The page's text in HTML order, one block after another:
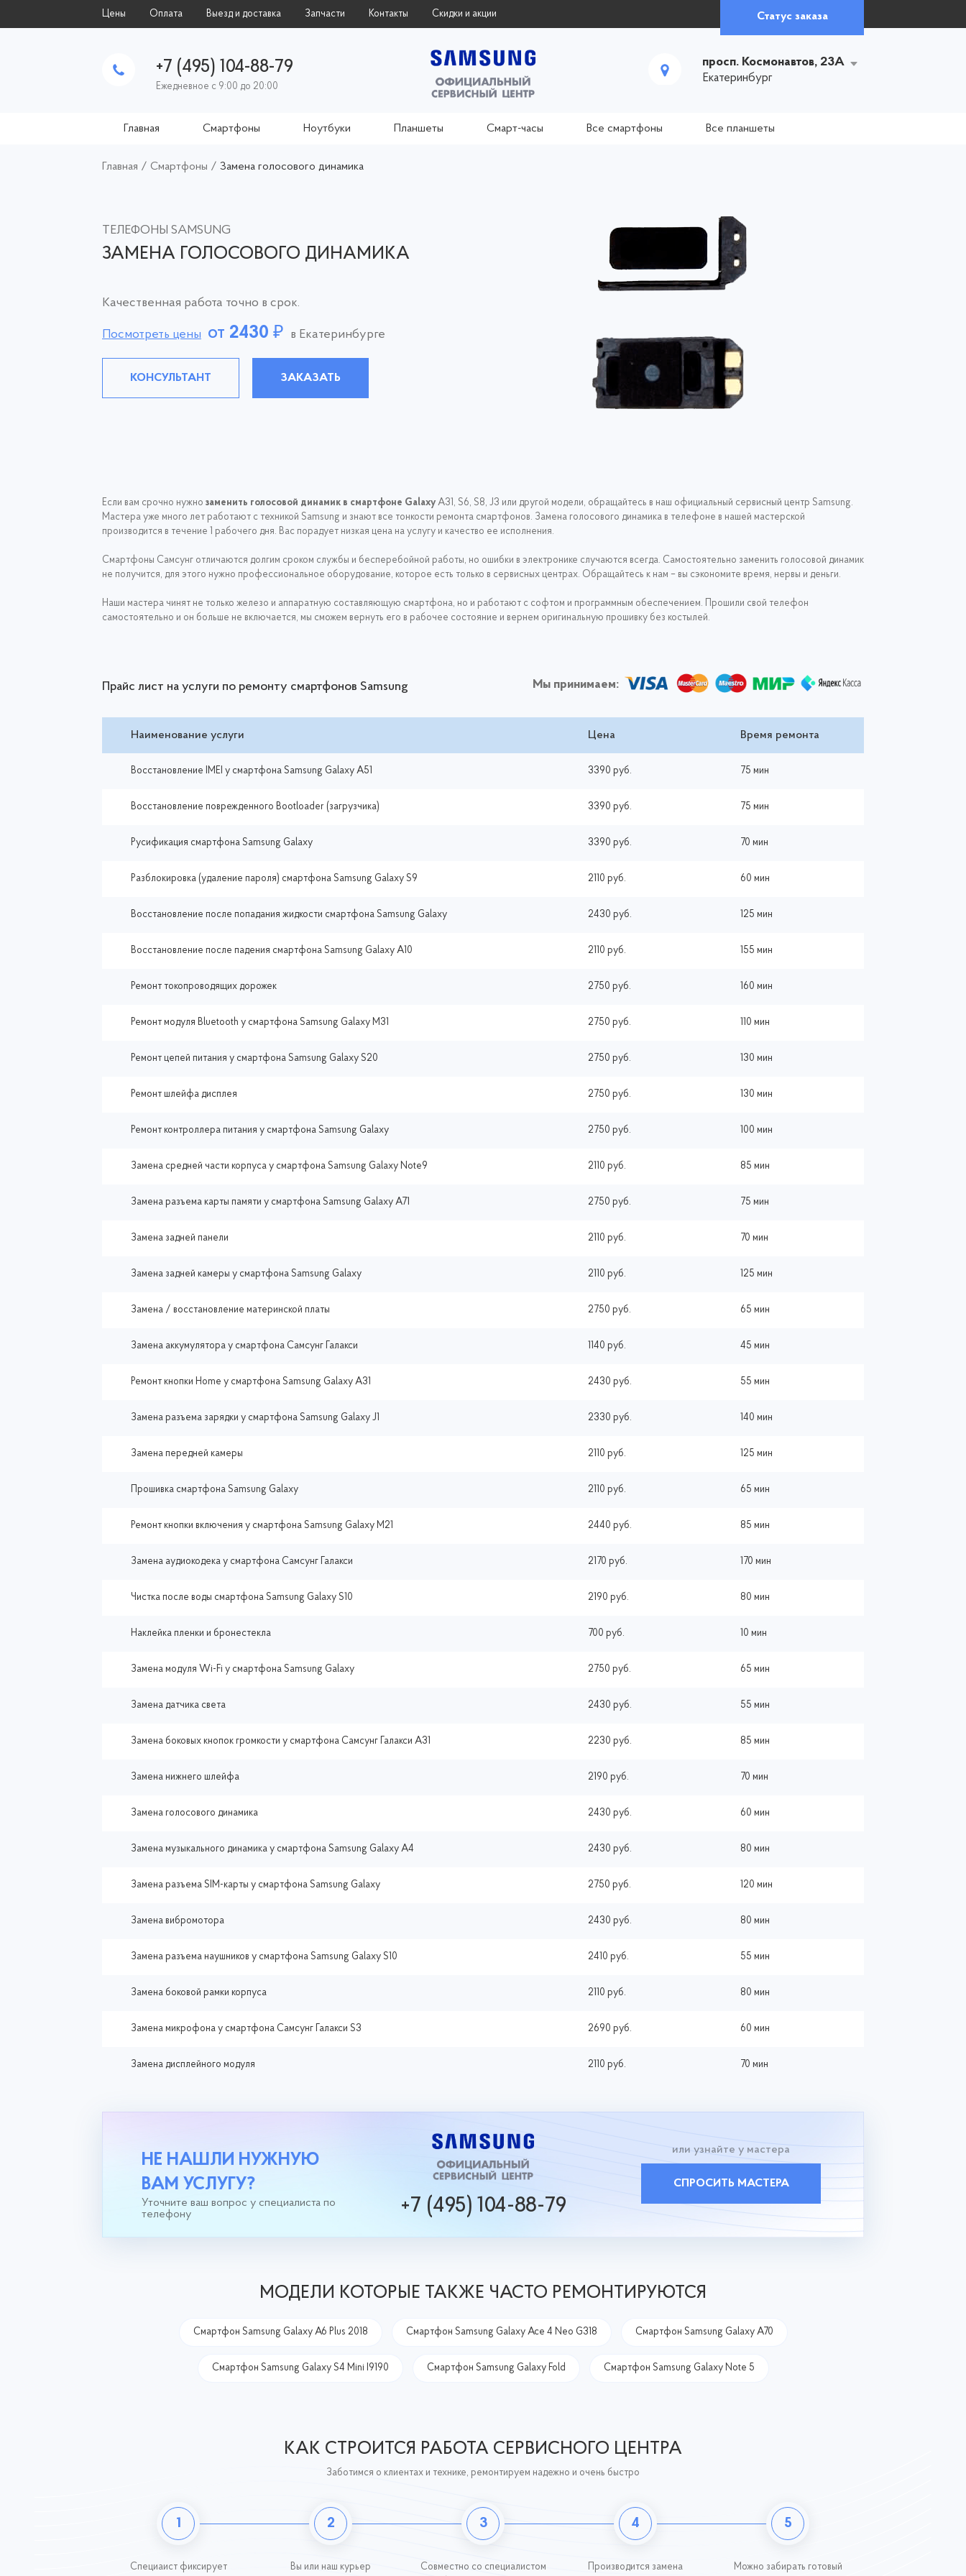
Цены Оплата Выезд и доставка Запчасти Контакты Скидки и акции Статус заказа
+7 (495) 104-88-79
Ежедневное с 9:00 до 20:00
просп. Космонавтов, 23А
Екатеринбург
Главная Смартфоны Ноутбуки Планшеты Смарт-часы Все смартфоны Все планшеты
Главная / Смартфоны / Замена голосового динамика
ТЕЛЕФОНЫ SAMSUNG
ЗАМЕНА ГОЛОСОВОГО ДИНАМИКА
Качественная работа точно в срок.
Посмотреть цены от 2430 ₽ в Екатеринбурге
КОНСУЛЬТАНТ ЗАКАЗАТЬ
Если вам срочно нужно заменить голосовой динамик в смартфоне Galaxy A31, S6, S8, J3 или другой модели, обращайтесь в наш официальный сервисный центр Samsung.
Мастера уже много лет работают с техникой Samsung и знают все тонкости ремонта смартфонов. Замена голосового динамика в телефоне в нашей мастерской
производится в течение 1 рабочего дня. Вас порадует низкая цена на услугу и качество ее исполнения.
Смартфоны Самсунг отличаются долгим сроком службы и бесперебойной работы, но ошибки в электронике случаются всегда. Самостоятельно заменить голосовой динамик
не получится, для этого нужно профессиональное оборудование, которое есть только в сервисных центрах. Обращайтесь к нам – вы сэкономите время, нервы и деньги.
Наши мастера чинят не только железо и аппаратную составляющую смартфона, но и работают с софтом и программным обеспечением. Прошили свой телефон
самостоятельно и он больше не включается, мы сможем вернуть его в рабочее состояние и вернем оригинальную прошивку без костылей.
Мы принимаем:
Прайс лист на услуги по ремонту смартфонов Samsung
Наименование услуги Цена Время ремонта
Восстановление IMEI у смартфона Samsung Galaxy A51 3390 руб. 75 мин
Восстановление поврежденного Bootloader (загрузчика) 3390 руб. 75 мин
Русификация смартфона Samsung Galaxy 3390 руб. 70 мин
Разблокировка (удаление пароля) смартфона Samsung Galaxy S9 2110 руб. 60 мин
Восстановление после попадания жидкости смартфона Samsung Galaxy 2430 руб. 125 мин
Восстановление после падения смартфона Samsung Galaxy A10 2110 руб. 155 мин
Ремонт токопроводящих дорожек 2750 руб. 160 мин
Ремонт модуля Bluetooth у смартфона Samsung Galaxy M31 2750 руб. 110 мин
Ремонт цепей питания у смартфона Samsung Galaxy S20 2750 руб. 130 мин
Ремонт шлейфа дисплея 2750 руб. 130 мин
Ремонт контроллера питания у смартфона Samsung Galaxy 2750 руб. 100 мин
Замена средней части корпуса у смартфона Samsung Galaxy Note9 2110 руб. 85 мин
Замена разъема карты памяти у смартфона Samsung Galaxy A71 2750 руб. 75 мин
Замена задней панели 2110 руб. 70 мин
Замена задней камеры у смартфона Samsung Galaxy 2110 руб. 125 мин
Замена / восстановление материнской платы 2750 руб. 65 мин
Замена аккумулятора у смартфона Самсунг Галакси 1140 руб. 45 мин
Ремонт кнопки Home у смартфона Samsung Galaxy A31 2430 руб. 55 мин
Замена разъема зарядки у смартфона Samsung Galaxy J1 2330 руб. 140 мин
Замена передней камеры 2110 руб. 125 мин
Прошивка смартфона Samsung Galaxy 2110 руб. 65 мин
Ремонт кнопки включения у смартфона Samsung Galaxy M21 2440 руб. 85 мин
Замена аудиокодека у смартфона Самсунг Галакси 2170 руб. 170 мин
Чистка после воды смартфона Samsung Galaxy S10 2190 руб. 80 мин
Наклейка пленки и бронестекла 700 руб. 10 мин
Замена модуля Wi-Fi у смартфона Samsung Galaxy 2750 руб. 65 мин
Замена датчика света 2430 руб. 55 мин
Замена боковых кнопок громкости у смартфона Самсунг Галакси A31 2230 руб. 85 мин
Замена нижнего шлейфа 2190 руб. 70 мин
Замена голосового динамика 2430 руб. 60 мин
Замена музыкального динамика у смартфона Samsung Galaxy A4 2430 руб. 80 мин
Замена разъема SIM-карты у смартфона Samsung Galaxy 2750 руб. 120 мин
Замена вибромотора 2430 руб. 80 мин
Замена разъема наушников у смартфона Samsung Galaxy S10 2410 руб. 55 мин
Замена боковой рамки корпуса 2110 руб. 80 мин
Замена микрофона у смартфона Самсунг Галакси S3 2690 руб. 60 мин
Замена дисплейного модуля 2110 руб. 70 мин
НЕ НАШЛИ НУЖНУЮ
ВАМ УСЛУГУ?
Уточните ваш вопрос у специалиста по
телефону
+7 (495) 104-88-79
или узнайте у мастера
СПРОСИТЬ МАСТЕРА
МОДЕЛИ КОТОРЫЕ ТАКЖЕ ЧАСТО РЕМОНТИРУЮТСЯ
Смартфон Samsung Galaxy A6 Plus 2018 Смартфон Samsung Galaxy Ace 4 Neo G318 Смартфон Samsung Galaxy A70
Смартфон Samsung Galaxy S4 Mini I9190 Смартфон Samsung Galaxy Fold Смартфон Samsung Galaxy Note 5
КАК СТРОИТСЯ РАБОТА СЕРВИСНОГО ЦЕНТРА
Заботимся о клиентах и технике, ремонтируем надежно и очень быстро
1
Специаист фиксирует
2
Вы или наш курьер
3
Совместно со специалистом
4
Производится замена
5
Можно забирать готовый